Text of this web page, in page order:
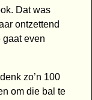
Dat was
ontzettend
gaat even
zo’n 100
om die bal te